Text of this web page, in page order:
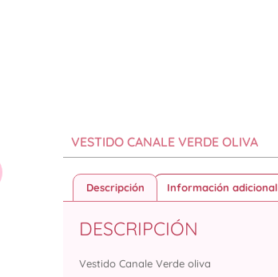
VESTIDO CANALE VERDE OLIVA
Descripción Información adicional
DESCRIPCIÓN
Vestido Canale Verde oliva